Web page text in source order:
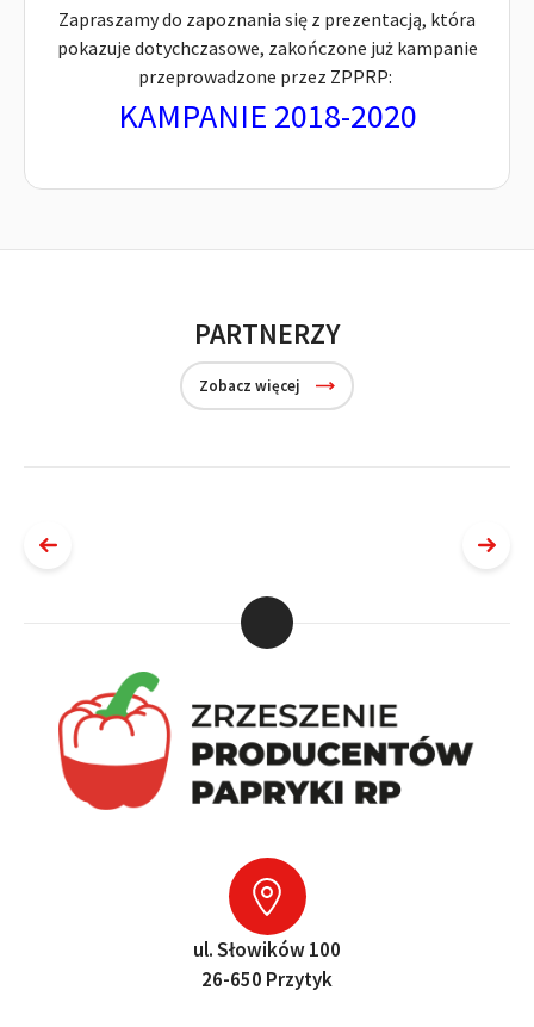
Zapraszamy do zapoznania się z prezentacją, która
pokazuje dotychczasowe, zakończone już kampanie
przeprowadzone przez ZPPRP:
KAMPANIE 2018-2020
PARTNERZY
Zobacz więcej
ul. Słowików 100
26-650 Przytyk